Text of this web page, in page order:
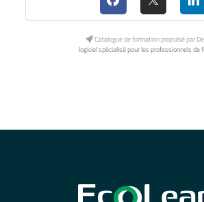
Catalogue de formation propulsé par
logiciel spécialisé pour les professionnels de